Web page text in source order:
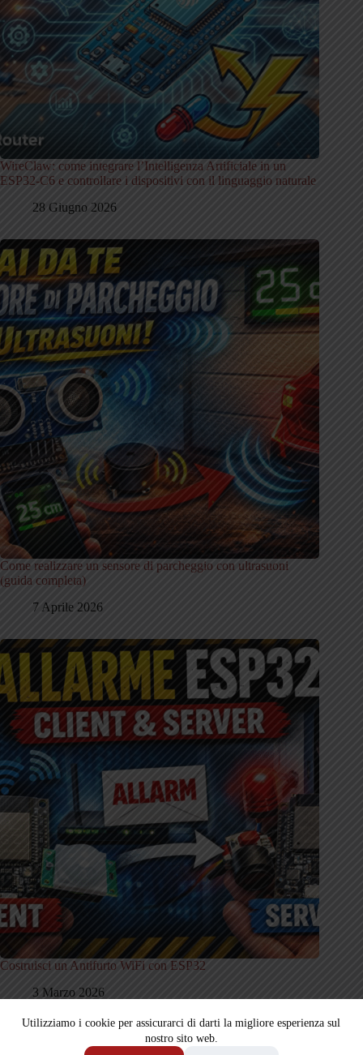
Utilizziamo i cookie per assicurarci di darti la migliore esperienza sul
nostro sito web.
WireClaw: come integrare l’Intelligenza Artificiale in un
ESP32-C6 e controllare i dispositivi con il linguaggio naturale
28 Giugno 2026
Come realizzare un sensore di parcheggio con ultrasuoni
(guida completa)
7 Aprile 2026
Costruisci un Antifurto WiFi con ESP32
3 Marzo 2026
Copyright © 2026 Quattro Dispositivi - Powered by Gennaro